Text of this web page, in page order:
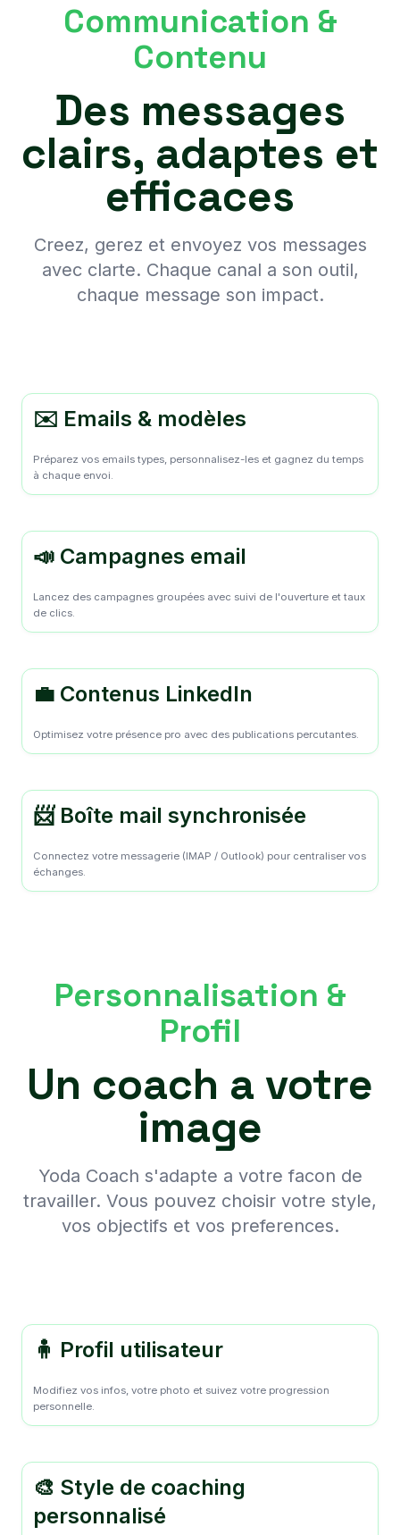
Communication &
Contenu
Des messages
clairs, adaptes et
efficaces
Creez, gerez et envoyez vos messages
avec clarte. Chaque canal a son outil,
chaque message son impact.
✉️ Emails & modèles
Préparez vos emails types, personnalisez-les et gagnez du temps
à chaque envoi.
📣 Campagnes email
Lancez des campagnes groupées avec suivi de l'ouverture et taux
de clics.
💼 Contenus LinkedIn
Optimisez votre présence pro avec des publications percutantes.
📨 Boîte mail synchronisée
Connectez votre messagerie (IMAP / Outlook) pour centraliser vos
échanges.
Personnalisation &
Profil
Un coach a votre
image
Yoda Coach s'adapte a votre facon de
travailler. Vous pouvez choisir votre style,
vos objectifs et vos preferences.
🧍 Profil utilisateur
Modifiez vos infos, votre photo et suivez votre progression
personnelle.
🎨 Style de coaching
personnalisé